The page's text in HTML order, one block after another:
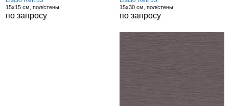
15x15 см, пол/стены
по запросу
15x30 см, пол/стены
по запросу